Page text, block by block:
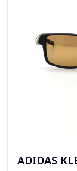
ADIDAS